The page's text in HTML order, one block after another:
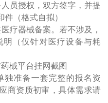
员授权，双方签字，并提
（格式自拟）
疗器械备案。若不涉及，
（仅针对医疗设备与耗
械平台挂网截图
独准备一套完整的报名资
商资质初审，具体需求请